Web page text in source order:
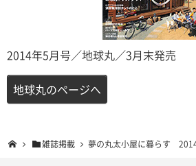
2014年5月号／地球丸／3月末発売
地球丸のページへ
雑誌掲載 夢の丸太小屋に暮らす